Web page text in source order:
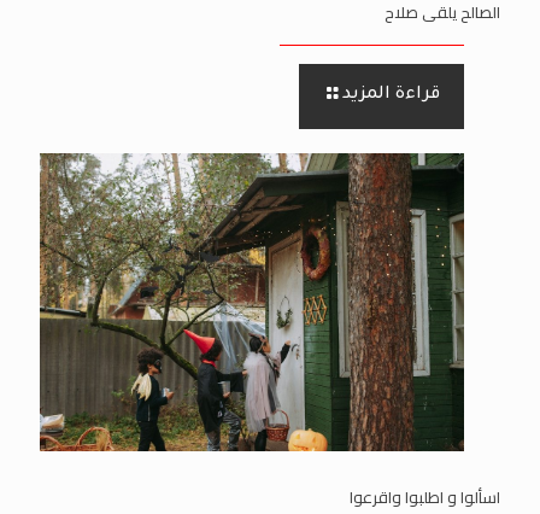
الصالح يلقى صلاح
قراءة المزيد
اسألوا و اطلبوا واقرعوا